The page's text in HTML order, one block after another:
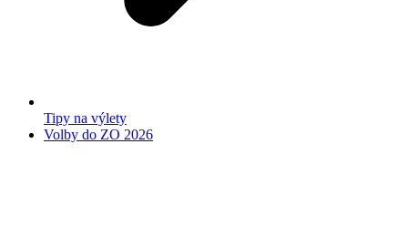
Tipy na výlety
Volby do ZO 2026